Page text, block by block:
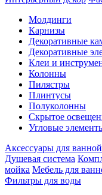
Молдинги
Карнизы
Декоративные
Декоративные
Клеи и
Колонны
Пилястры
Плинтусы
Полуколонны
Скрытое
Угловые
Аксессуары для ванной
Душевая система
мойка Мебель для
Фильтры для воды